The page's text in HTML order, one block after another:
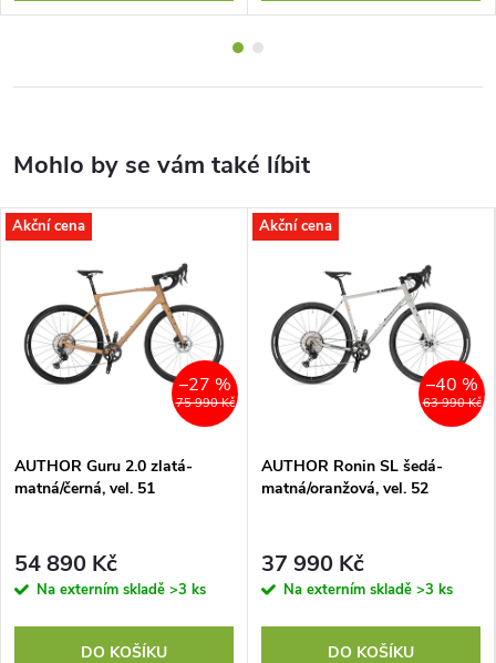
Akční cena
75 990 Kč
–27 %
AUTHOR Guru 2.0 zlatá-
matná/černá, vel. 51
54 890 Kč
Na externím skladě >3 ks
DO KOŠÍKU
Akční cena
63 990 Kč
–40 %
AUTHOR Ronin SL šedá-
matná/oranžová, vel. 52
37 990 Kč
Na externím skladě >3 ks
DO KOŠÍKU